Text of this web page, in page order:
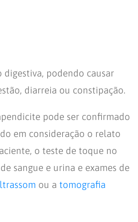
digestiva, podendo causar
diarreia ou constipação.
pode ser confirmado
em consideração o relato
o teste de toque no
sangue e urina e exames de
ou a tomografia